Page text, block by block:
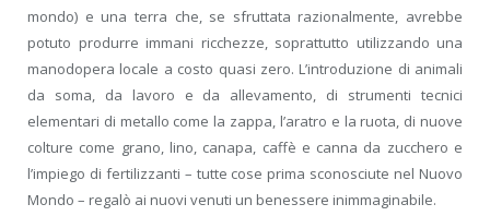
mondo) e una terra che, se sfruttata razionalmente, avrebbe
potuto produrre immani ricchezze, soprattutto utilizzando una
manodopera locale a costo quasi zero. L’introduzione di animali
da soma, da lavoro e da allevamento, di strumenti tecnici
elementari di metallo come la zappa, l’aratro e la ruota, di nuove
colture come grano, lino, canapa, caffè e canna da zucchero e
l’impiego di fertilizzanti – tutte cose prima sconosciute nel Nuovo
Mondo – regalò ai nuovi venuti un benessere inimmaginabile.